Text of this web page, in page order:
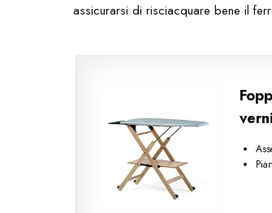
assicurarsi di risciacquare bene il